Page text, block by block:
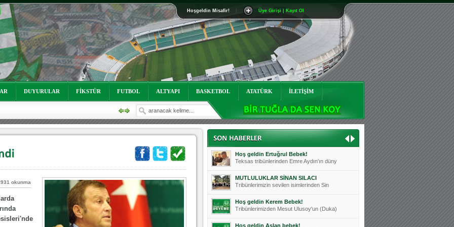
Hoşgeldin Misafir! Üye Girişi | Kayıt Ol
DUYURULAR FİKSTÜR FUTBOL ALTYAPI BASKETBOL ATATÜRK İLETİŞİM
okunma
Mutluluklar Ceyhun Tetik
Teksas tribünlerinin sevilen isimlerinde
Bursasporumuzun önü açılsın is
Teksaslı Bursasporlular Derneği Başkanı
Hoş geldin Alaz Bebek!
Teksas.org sistem yöneticisi, ekibimizin
Hoş geldin Göktuğ Bebek!
Teksas.org ekibimizden ve tribünlerimizi
Hoş geldin Kadir Kağan Bebek!
Teksas tribünlerinden Basri İleri'nin dü
Hoş geldin Ertuğrul Bebek!
Teksas tribünlerinden Emre Aydın'ın düny
MUTLULUKLAR SİNAN SILACI
Tribünlerimizin sevilen isimlerinden Sin
Hoş geldin Kerem Bebek!
Tribünlerimizden Mesut Ulusoy'un (Duka)
Hoş geldin Aslan bebek!